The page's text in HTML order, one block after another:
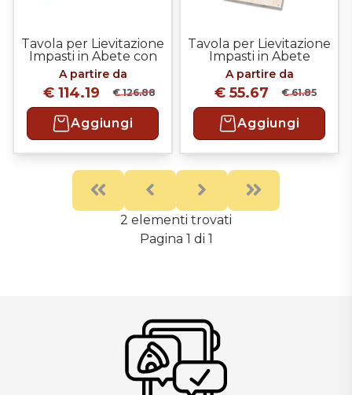
Tavola per Lievitazione
Impasti in Abete con
Testate in Faggio
A partire da
€ 114.19 € 126.88
Aggiungi
Tavola per Lievitazione
Impasti in Abete
Massello
A partire da
€ 55.67 € 61.85
Aggiungi
First Previous
2 elementi trovati
Pagina 1 di 1
NextLast